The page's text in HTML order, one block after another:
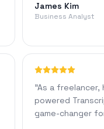
James Kim
Business Analyst
"As a
powered
game-changer